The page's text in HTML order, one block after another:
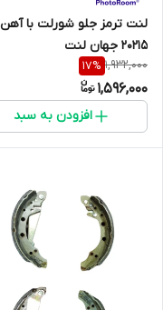
لنت ترمز جلو شورلت با آهن
20215 جهان لنت
1,932,000
17%
1,596,000
افزودن به سبد